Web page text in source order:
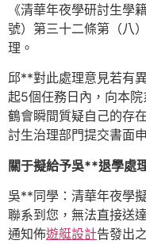
《清華年夜學研討生學
號）第三十二條第（八
理。
邱**對此處理意見若有
起5個任務日內，向本
鶴會瞬間質疑自己的存
討生治理部門提交書面
關于擬給予吳**退學處
吳**同學：清華年夜學
聯系到您，無法直接送
通知佈遊艇設計告發出